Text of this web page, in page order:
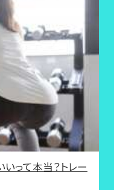
いって本当？トレー